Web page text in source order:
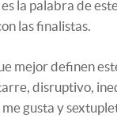
la palabra de
las finalistas.
mejor definen
disruptivo,
gusta y